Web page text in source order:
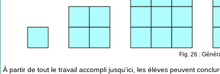
Fig. 26 :
À partir de tout le travail accompli jusqu’ici, les élèves peuvent